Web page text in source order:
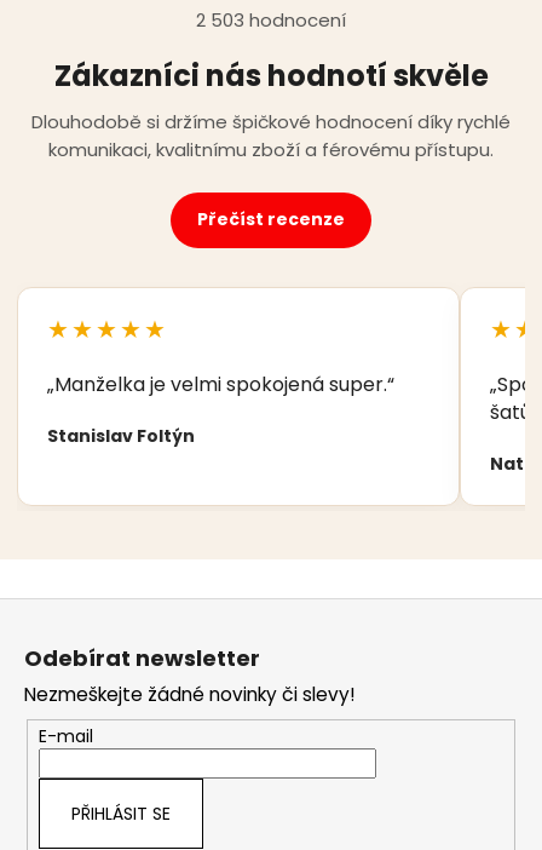
2 503 hodnocení
Zákazníci nás hodnotí skvěle
Dlouhodobě si držíme špičkové hodnocení díky rychlé
komunikaci, kvalitnímu zboží a férovému přístupu.
Přečíst recenze
★★★★★
„Manželka je velmi spokojená super.“
Stanislav Foltýn
šatů,
Z
Odebírat newsletter
Nezmeškejte žádné novinky či slevy!
E-mail
PŘIHLÁSIT SE